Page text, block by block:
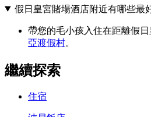
假日皇宮賭場酒店附近有哪些最
帶您的毛小孩入住在距離假
亞渡假村。
繼續探索
住宿